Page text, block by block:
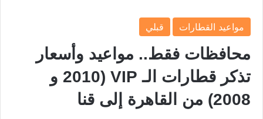
مواعيد القطارات قبلي
محافظات فقط.. مواعيد وأسعار
تذكر قطارات الـ VIP (2010 و
2008) من القاهرة إلى قنا